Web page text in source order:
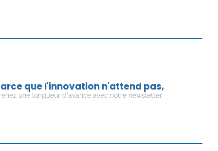
que l'innovation n'attend pas,
une longueur d'avance avec notre newsletter.